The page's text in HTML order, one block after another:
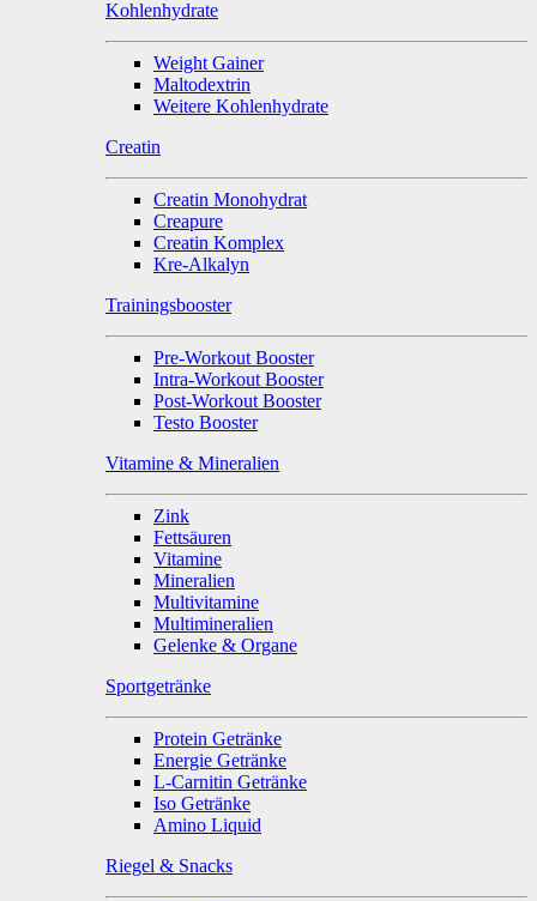
Kohlenhydrate
Weight Gainer
Maltodextrin
Weitere Kohlenhydrate
Creatin
Creatin Monohydrat
Creapure
Creatin Komplex
Kre-Alkalyn
Trainingsbooster
Pre-Workout Booster
Intra-Workout Booster
Post-Workout Booster
Testo Booster
Vitamine & Mineralien
Zink
Fettsäuren
Vitamine
Mineralien
Multivitamine
Multimineralien
Gelenke & Organe
Sportgetränke
Protein Getränke
Energie Getränke
L-Carnitin Getränke
Iso Getränke
Amino Liquid
Riegel & Snacks